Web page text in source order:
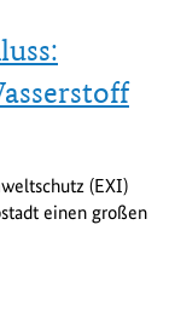
(EXI)
einen großen